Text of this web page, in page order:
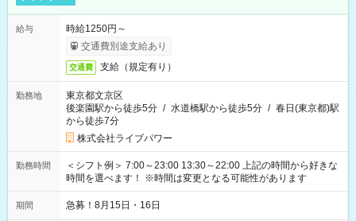
給与
時給1250円～
交通費別途支給あり
交通費 支給（規定有り）
勤務地
東京都文京区
後楽園駅から徒歩5分 / 水道橋駅から徒歩5分 / 春日(東京都)駅
から徒歩7分
株式会社ライブパワー
勤務時間
＜シフト例＞ 7:00～23:00 13:30～22:00 上記の時間から好きな
時間を選べます！ ※時間は変更となる可能性があります
期間 急募！8月15日・16日